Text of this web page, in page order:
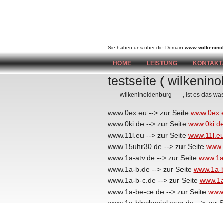
Sie haben uns über die Domain
HOME LEISTUNG
testseite (
- - - wilkeninoldenburg - - -, ist es das
www.0ex.eu --> zur Seite
www.0ki.de --> zur Seite
www.11l.eu --> zur Seite
www.15uhr30.de --> zur Seite
www.1a-atv.de --> zur Seite
www.1a-b.de --> zur Seite
www.1a-b-c.de --> zur Seite
www.1a-be-ce.de --> zur Seite